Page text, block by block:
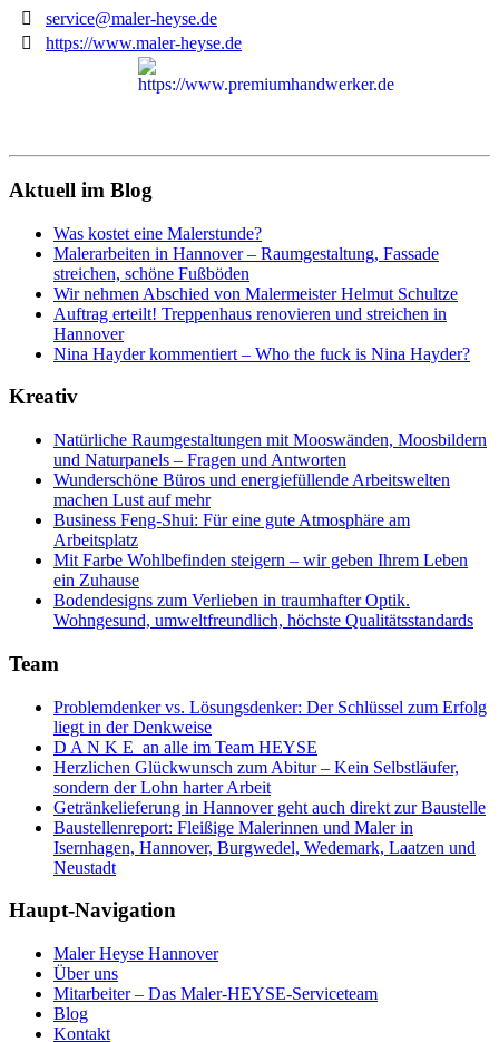
service@maler-heyse.de
https://www.maler-heyse.de
Aktuell im Blog
Was kostet eine Malerstunde?
Malerarbeiten in Hannover – Raumgestaltung, Fassade
streichen, schöne Fußböden
Wir nehmen Abschied von Malermeister Helmut Schultze
Auftrag erteilt! Treppenhaus renovieren und streichen in
Hannover
Nina Hayder kommentiert – Who the fuck is Nina Hayder?
Kreativ
Natürliche Raumgestaltungen mit Mooswänden, Moosbildern
und Naturpanels – Fragen und Antworten
Wunderschöne Büros und energiefüllende Arbeitswelten
machen Lust auf mehr
Business Feng-Shui: Für eine gute Atmosphäre am
Arbeitsplatz
Mit Farbe Wohlbefinden steigern – wir geben Ihrem Leben
ein Zuhause
Bodendesigns zum Verlieben in traumhafter Optik.
Wohngesund, umweltfreundlich, höchste Qualitätsstandards
Team
Problemdenker vs. Lösungsdenker: Der Schlüssel zum Erfolg
liegt in der Denkweise
D A N K E an alle im Team HEYSE
Herzlichen Glückwunsch zum Abitur – Kein Selbstläufer,
sondern der Lohn harter Arbeit
Getränkelieferung in Hannover geht auch direkt zur Baustelle
Baustellenreport: Fleißige Malerinnen und Maler in
Isernhagen, Hannover, Burgwedel, Wedemark, Laatzen und
Neustadt
Haupt-Navigation
Maler Heyse Hannover
Über uns
Mitarbeiter – Das Maler-HEYSE-Serviceteam
Blog
Kontakt